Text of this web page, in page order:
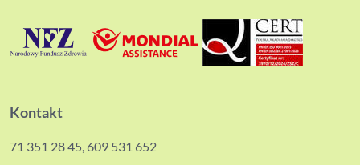
Kontakt
71 351 28 45, 609 531 652